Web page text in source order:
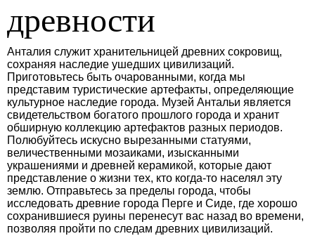
древности
Анталия служит хранительницей древних сокровищ,
сохраняя наследие ушедших цивилизаций.
Приготовьтесь быть очарованными, когда мы
представим туристические артефакты, определяющие
культурное наследие города. Музей Антальи является
свидетельством богатого прошлого города и хранит
обширную коллекцию артефактов разных периодов.
Полюбуйтесь искусно вырезанными статуями,
величественными мозаиками, изысканными
украшениями и древней керамикой, которые дают
представление о жизни тех, кто когда-то населял эту
землю. Отправьтесь за пределы города, чтобы
исследовать древние города Перге и Сиде, где хорошо
сохранившиеся руины перенесут вас назад во времени,
позволяя пройти по следам древних цивилизаций.